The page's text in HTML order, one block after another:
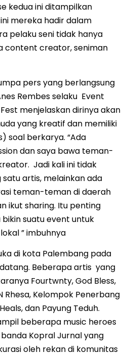
kedua ini ditampilkan
mereka hadir dalam
pelaku seni tidak hanya
content creator, seniman
pers yang berlangsung
Rembes selaku Event
menjelaskan dirinya akan
yang kreatif dan memiliki
soal berkarya. “Ada
dan saya bawa teman-
Jadi kali ini tidak
artis, melainkan ada
teman-teman di daerah
ikut sharing. Itu penting
suatu event untuk
” imbuhnya
di kota Palembang pada
Beberapa artis yang
Fourtwnty, God Bless,
Rhesa, Kelompok Penerbang
dan Payung Teduh.
beberapa music heroes
Kopral Jurnal yang
oleh rekan di komunitas